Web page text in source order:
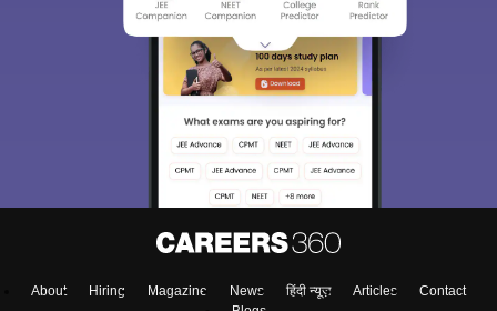
About Hiring Magazine News हिंदी न्यूज़ Articles
Contact
Sign In/Sign Up
We endeavor to keep you informed and help you
access our resources on Exams, Study
Material, Counseling, Colleges etc.
Enter Mobile
Skip Sign In